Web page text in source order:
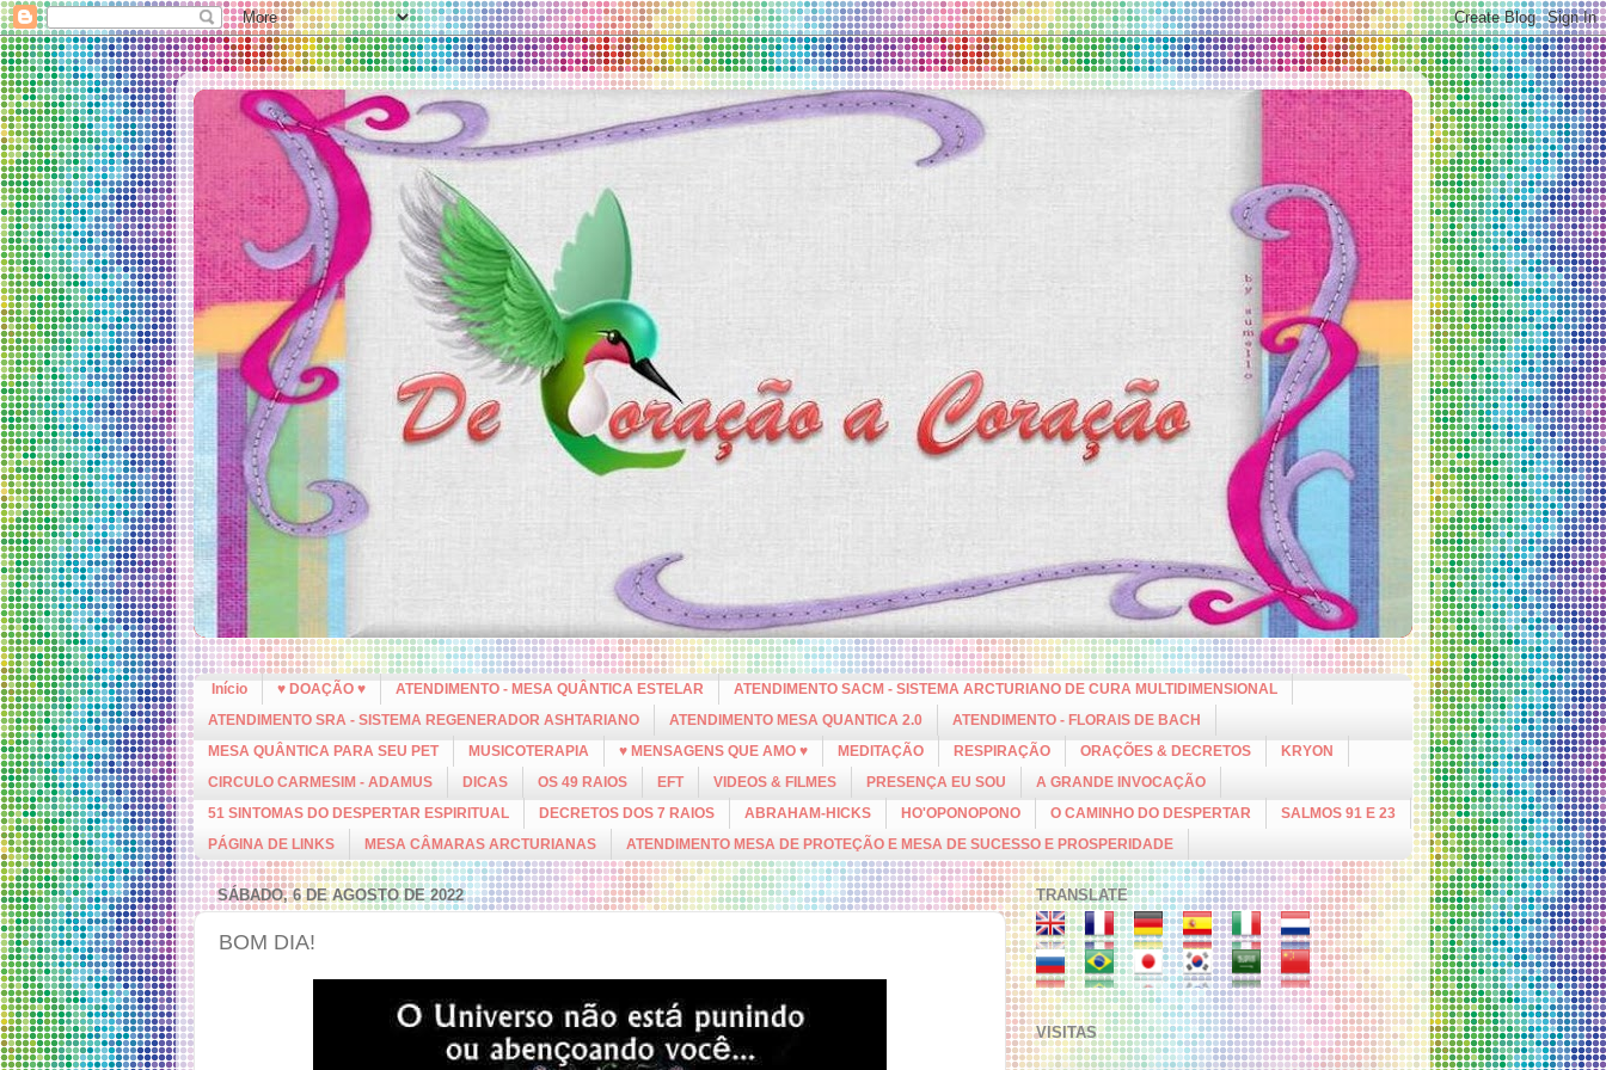
Início ♥ DOAÇÃO ♥ ATENDIMENTO - MESA QUÂNTICA ESTELAR
ATENDIMENTO SACM - SISTEMA ARCTURIANO DE CURA MULTIDIMENSIONAL
ATENDIMENTO SRA - SISTEMA REGENERADOR ASHTARIANO
ATENDIMENTO MESA QUANTICA 2.0
ATENDIMENTO - FLORAIS DE BACH
MESA QUÂNTICA PARA SEU PET
MUSICOTERAPIA ♥ MENSAGENS QUE AMO ♥ MEDITAÇÃO RESPIRAÇÃO ORAÇÕES & DECRETOS
KRYON
CIRCULO CARMESIM - ADAMUS
DICAS OS 49 RAIOS EFT VIDEOS & FILMES PRESENÇA EU SOU
A GRANDE INVOCAÇÃO
51 SINTOMAS DO DESPERTAR ESPIRITUAL
DECRETOS DOS 7 RAIOS ABRAHAM-HICKS HO'OPONOPONO O CAMINHO DO DESPERTAR
SALMOS 91 E 23
PÁGINA DE LINKS
MESA CÂMARAS ARCTURIANAS ATENDIMENTO MESA DE PROTEÇÃO E MESA DE SUCESSO E PROSPERIDADE
SÁBADO, 6 DE AGOSTO DE 2022
BOM DIA!
TRANSLATE
VISITAS